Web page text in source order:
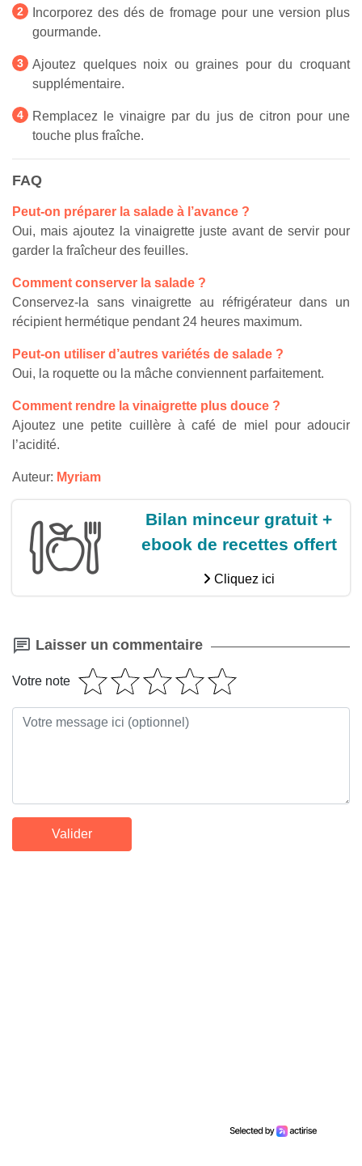
Incorporez des dés de fromage pour une version plus
gourmande.
Ajoutez quelques noix ou graines pour du croquant
supplémentaire.
Remplacez le vinaigre par du jus de citron pour une
touche plus fraîche.
FAQ
Peut-on préparer la salade à l’avance ?
Oui, mais ajoutez la vinaigrette juste avant de servir pour
garder la fraîcheur des feuilles.
Comment conserver la salade ?
Conservez-la sans vinaigrette au réfrigérateur dans un
récipient hermétique pendant 24 heures maximum.
Peut-on utiliser d’autres variétés de salade ?
Oui, la roquette ou la mâche conviennent parfaitement.
Comment rendre la vinaigrette plus douce ?
Ajoutez une petite cuillère à café de miel pour adoucir
l’acidité.
Auteur: Myriam
Bilan minceur gratuit +
ebook de recettes offert
Cliquez ici
Laisser un commentaire
Votre note